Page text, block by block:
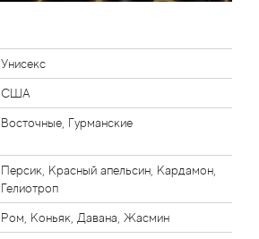
Унисекс
США
Восточные, Гурманские
Персик, Красный апельсин, Кардамон,
Гелиотроп
Ром, Коньяк, Давана, Жасмин